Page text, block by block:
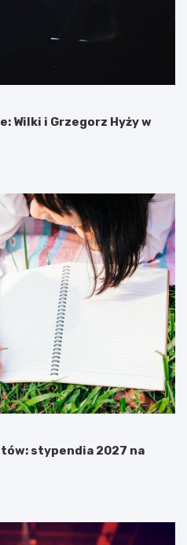
Wilki i Grzegorz Hyży w
stypendia 2027 na